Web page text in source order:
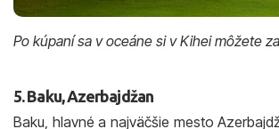
Po kúpaní sa v oceáne si v Kihei môžete
5. Baku, Azerbajdžan
Baku, hlavné a najväčšie mesto